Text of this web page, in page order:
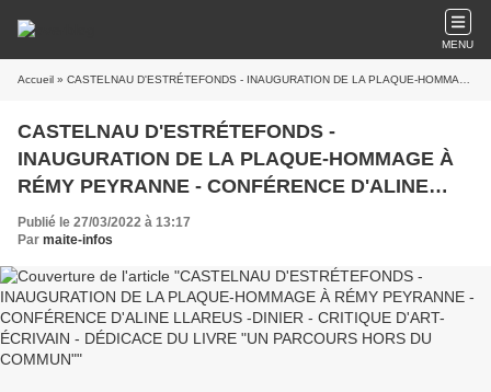
MENU
Accueil » CASTELNAU D'ESTRÉTEFONDS - INAUGURATION DE LA PLAQUE-HOMMAGE À RÉMY PEYRANNE - CONFÉRENCE D'ALINE LLAREUS -DINIER - CRITIQUE D'ART-ÉCRIVAIN - DÉDICACE DU LIVRE "UN PARCOURS HORS DU COMMUN"
CASTELNAU D'ESTRÉTEFONDS -
INAUGURATION DE LA PLAQUE-HOMMAGE À
RÉMY PEYRANNE - CONFÉRENCE D'ALINE
LLAREUS -DINIER - CRITIQUE D'ART-ÉCRIVAIN
- DÉDICACE DU LIVRE "UN PARCOURS HORS
DU COMMUN"
Publié le 27/03/2022 à 13:17
Par maite-infos